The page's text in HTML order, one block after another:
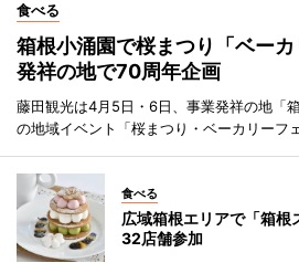
食べる
箱根小涌園で桜まつり「ベー
発祥の地で70周年企画
藤田観光は4月5日・6日、事業発祥の地「
の地域イベント「桜まつり・ベーカリーフ
食べる
広域箱根エリアで「箱
32店舗参加